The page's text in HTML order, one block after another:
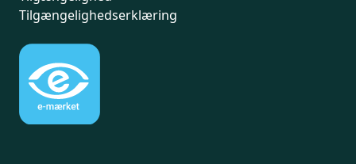
Tilgængelighedserklæring